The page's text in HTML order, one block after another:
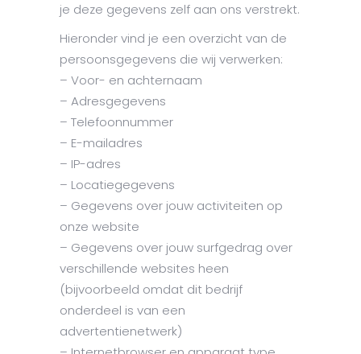
je deze gegevens zelf aan ons verstrekt.
Hieronder vind je een overzicht van de
persoonsgegevens die wij verwerken:
– Voor- en achternaam
– Adresgegevens
– Telefoonnummer
– E-mailadres
– IP-adres
– Locatiegegevens
– Gegevens over jouw activiteiten op
onze website
– Gegevens over jouw surfgedrag over
verschillende websites heen
(bijvoorbeeld omdat dit bedrijf
onderdeel is van een
advertentienetwerk)